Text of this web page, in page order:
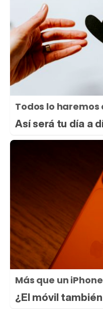
Todos lo haremos
Así será tu día a
Más que un iPhone
¿El móvil